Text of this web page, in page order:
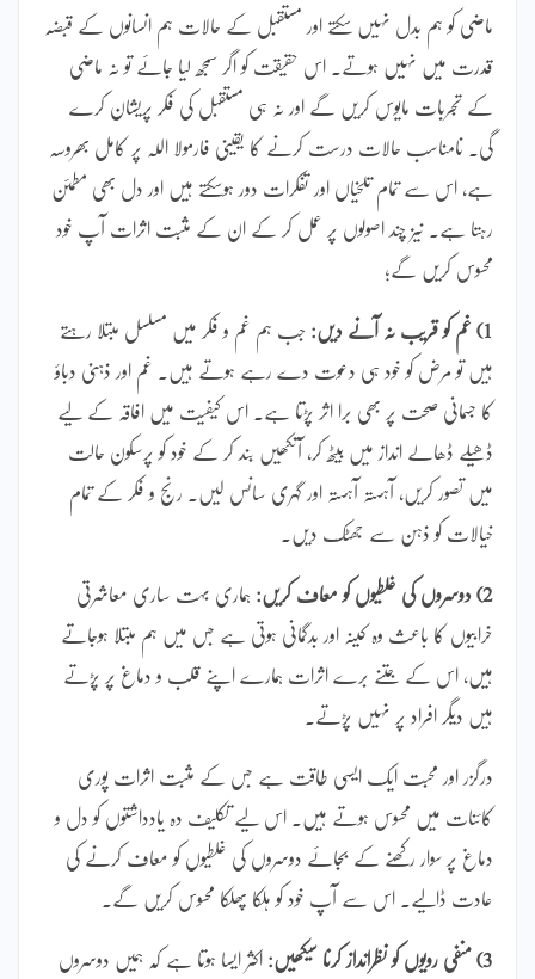
ماضی کو ہم بدل نہیں سکتے اور مستقبل کے حالات ہم انسانوں کے قبضٔہ
قدرت میں نہیں ہوتے۔ اس حقیقت کو اگر سمجھ لیا جائے تو نہ ماضی
کے تجربات مایوس کریں گے اور نہ ہی مستقبل کی فکر پریشان کرے
گی۔ نامناسب حالات درست کرنے کا یقینی فارمولا اللہ پر کامل بھروسہ
ہے، اس سے تمام تلخیاں اور تفکرات دور ہوسکتے ہیں اور دل بھی مطمئن
رہتا ہے۔ نیز چند اصولوں پر عمل کر کے ان کے مثبت اثرات آپ خود
محسوس کریں گے؛
1) غم کو قریب نہ آنے دیں: جب ہم غم و فکر میں مسلسل مبتلا رہتے
ہیں تو مرض کو خود ہی دعوت دے رہے ہوتے ہیں۔ غم اور ذہنی دباؤ
کا جسمانی صحت پر بھی برا اثر پڑتا ہے۔ اس کیفیت میں افاقہ کے لیے
ڈھیلے ڈھالے انداز میں بیٹھ کر، آنکھیں بند کر کے خود کو پرسکون حالت
میں تصور کریں، آہستہ آہستہ اور گہری سانس لیں۔ رنج و فکر کے تمام
خیالات کو ذہن سے جھٹک دیں۔
2) دوسروں کی غلطیوں کو معاف کریں: ہماری بہت ساری معاشرتی
خرابیوں کا باعث وہ کینہ اور بدگمانی ہوتی ہے جس میں ہم مبتلا ہوجاتے
ہیں، اس کے جتنے برے اثرات ہمارے اپنے قلب و دماغ پر پڑتے
ہیں دیگر افراد پر نہیں پڑتے۔
درگزر اور محبت ایک ایسی طاقت ہے جس کے مثبت اثرات پوری
کائنات میں محسوس ہوتے ہیں۔ اس لیے تکلیف دہ یادداشتوں کو دل و
دماغ پر سوار رکھنے کے بجائے دوسروں کی غلطیوں کو معاف کرنے کی
عادت ڈالیے۔ اس سے آپ خود کو ہلکا پھلکا محسوس کریں گے۔
3) منفی رویوں کو نظرانداز کرنا سیکھیں: اکثر ایسا ہوتا ہے کہ ہمیں دوسروں